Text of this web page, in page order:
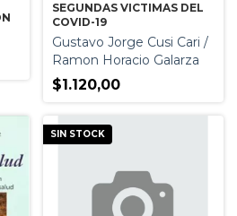
SEGUNDAS VICTIMAS DEL
COVID-19
Gustavo Jorge Cusi Cari /
Ramon Horacio Galarza
$1.120,00
SIN STOCK